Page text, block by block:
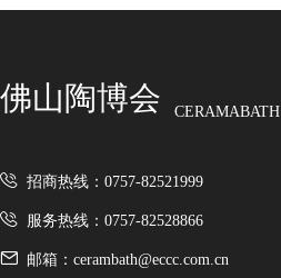
佛山陶博会 CERAMABATH
招商热线：0757-82521999
服务热线：0757-82528866
邮箱：cerambath@eccc.com.cn